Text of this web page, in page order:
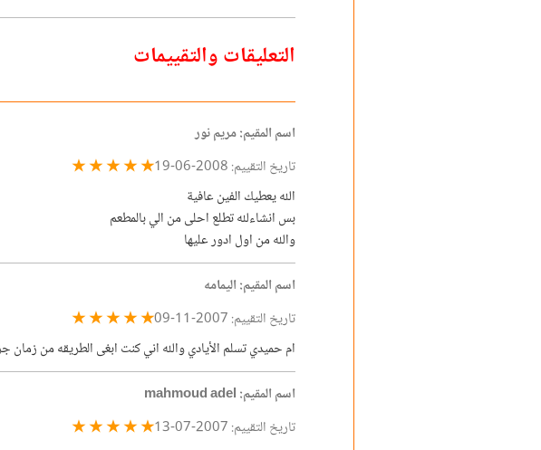
التعليقات والتقييمات
اسم المقيم: مريم نور
تاريخ التقييم: 2008-06-19
★ ★ ★ ★ ★
الله يعطيك الفين عافية
بس انشاءلله تطلع احلى من الي بالمطعم
والله من اول ادور عليها
اسم المقيم: اليمامه
تاريخ التقييم: 2007-11-09
★ ★ ★ ★ ★
ام حميدي تسلم الأيادي والله اني كنت ابغى الطريقه من زمان
اسم المقيم: mahmoud adel
تاريخ التقييم: 2007-07-13
★ ★ ★ ★ ★